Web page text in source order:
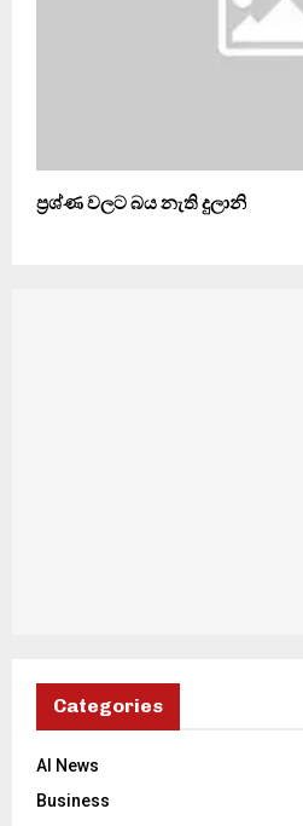
ප්‍රශ්ණ වලට බය නැති දුලානි
Categories
AI News
Business